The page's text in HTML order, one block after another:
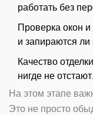
работать без
Проверка окон
и запираются
Качество
нигде не отстают.
На этом этапе
Это не просто